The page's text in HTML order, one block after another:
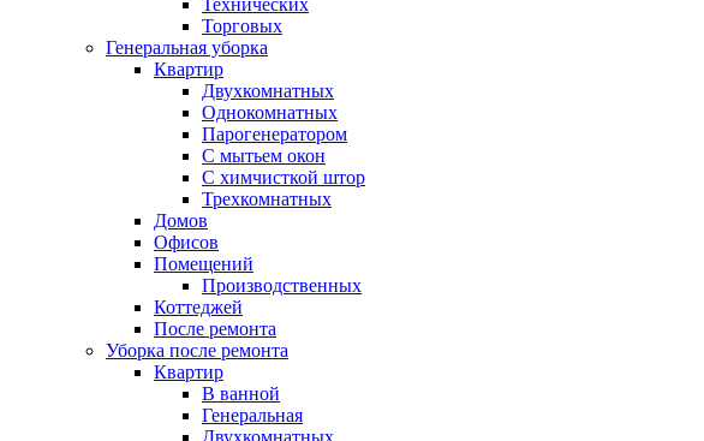
Технических
Торговых
Генеральная уборка
Квартир
Двухкомнатных
Однокомнатных
Парогенератором
С мытьем окон
С химчисткой штор
Трехкомнатных
Домов
Офисов
Помещений
Производственных
Коттеджей
После ремонта
Уборка после ремонта
Квартир
В ванной
Генеральная
Двухкомнатных